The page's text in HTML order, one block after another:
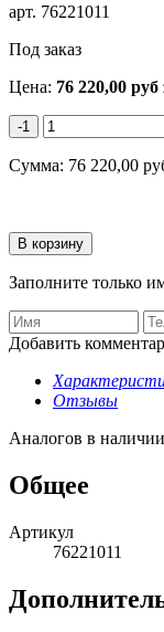
арт. 76221011
Под заказ
Цена: 76 220,00 руб
-1
Сумма: 76 220,00
Заполните только
Добавить
Отзывы
Аналогов в
Общее
Артикул
76221011